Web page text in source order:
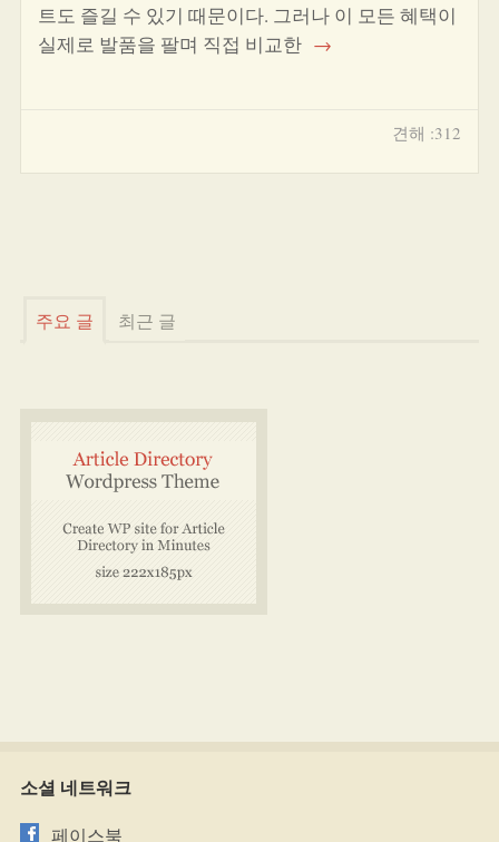
트도 즐길 수 있기 때문이다. 그러나 이 모든 혜택이
실제로 발품을 팔며 직접 비교한 →
견해 :312
주요 글 최근 글
소셜 네트워크
페이스북